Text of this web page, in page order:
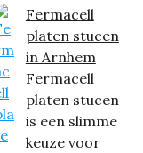
Fermacell
platen stucen
in Arnhem
Fermacell
platen stucen
is een slimme
keuze voor